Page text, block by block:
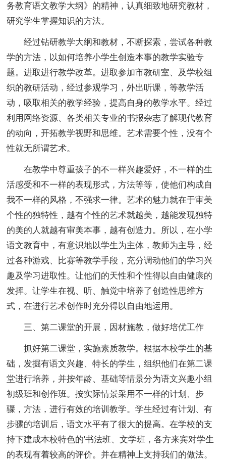
务教育语文教学大纲》的精神，认真细致地研究教材，
研究学生掌握知识的方法。
经过钻研教学大纲和教材，不断探索，尝试各种教
学的方法，以如何培养小学生创造本事的教学实验专
题。进取进行教学改革。进取参加市教研室、及学校组
织的教研活动，经过参观学习，外出听课，等教学活
动，吸取相关的教学经验，提高自身的教学水平。经过
利用网络资源、各类相关专业的书报杂志了解现代教育
的动向，开拓教学视野和思维。艺术需要个性，没有个
性就无所谓艺术。
在教学中尊重孩子的不一样兴趣爱好，不一样的生
活感受和不一样的表现形式，方法等等，使他们构成自
我不一样的风格，不强求一律。艺术的魅力就在于审美
个性的独特性，越有个性的艺术就越美，越能发现独特
的美的人就越有审美本事，越有创造力。所以，在小学
语文教育中，有意识地以学生为主体，教师为主导，经
过各种游戏、比赛等教学手段，充分调动他们的学习兴
趣及学习进取性。让他们的天性和个性得以自由健康的
发挥。让学生在视、听、触觉中培养了创造性思维方
式，在进行艺术创作时充分得以自由地运用。
三、第二课堂的开展，因材施教，做好培优工作
抓好第二课堂，实施素质教学。根据本校学生的基
础，发掘有语文兴趣、特长的学生，组织他们在第二课
堂进行培养，并按年龄、基础等情景分为语文兴趣小组
初级班和创作班。按实际情景采用不一样的计划、步
骤，方法，进行有效的培训教学。学生经过有计划、有
步骤的培训后，语文水平有了很大的提高。在学校的支
持下建成本校特色的'书法班、文学班，各方来宾对学生
的表现有着较高的评价。并在精神上支持我们的做法。